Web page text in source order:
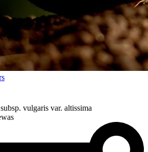
vulgaris var. altissima